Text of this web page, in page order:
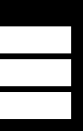
Zwickau“